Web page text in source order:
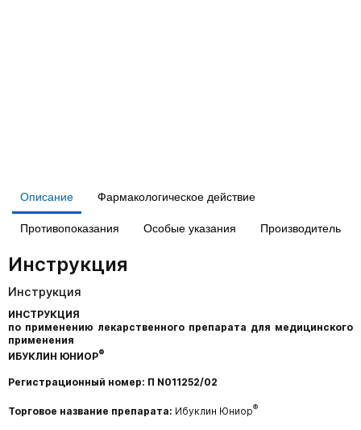
Описание Фармакологическое действие
Противопоказания Особые указания Производитель
Инструкция
Инструкция
ИНСТРУКЦИЯ
по применению лекарственного препарата для медицинского
применения
ИБУКЛИН ЮНИОР®
Регистрационный номер: П N011252/02
Торговое название препарата: Ибуклин Юниор®